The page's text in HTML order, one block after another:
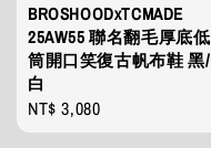
BROSHOODxTCMADE
25AW55 聯名翻毛厚底低
筒開口笑復古帆布鞋 黑/
白
Regular
price
NT$ 3,080